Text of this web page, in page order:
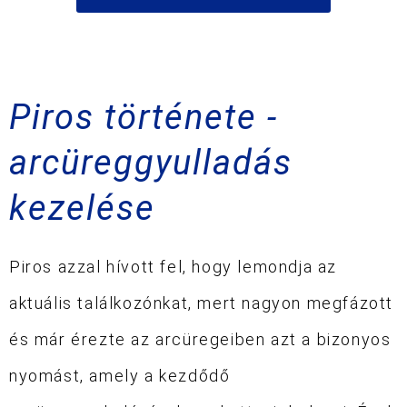
Piros története -
arcüreggyulladás
kezelése
Piros azzal hívott fel, hogy lemondja az
aktuális találkozónkat, mert nagyon megfázott
és már érezte az arcüregeiben azt a bizonyos
nyomást, amely a kezdődő